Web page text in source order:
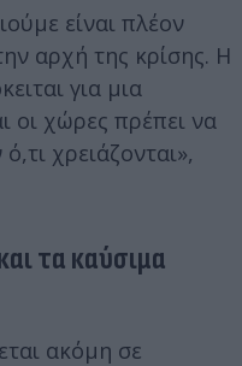
είναι πλέον
αρχή της κρίσης. Η
για μια
οι χώρες πρέπει να
χρειάζονται»,
τα καύσιμα
ακόμη σε